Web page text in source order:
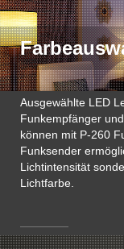
Ausgewählte LED
Funkempfänger
können mit P-260
Funksender
Lichtintensität
Lichtfarbe.